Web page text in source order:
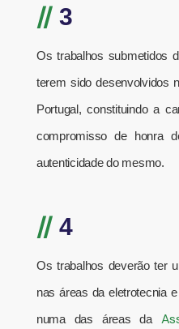
// 3
Os trabalhos submetidos
terem sido desenvolvidos
Portugal, constituindo a
compromisso de honra
autenticidade do mesmo.
// 4
Os trabalhos deverão ter
nas áreas da eletrotecnia
numa das áreas da